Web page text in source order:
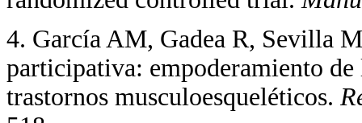
4. García AM, Gadea R, Sevilla
participativa: empoderamiento
trastornos musculoesqueléticos.